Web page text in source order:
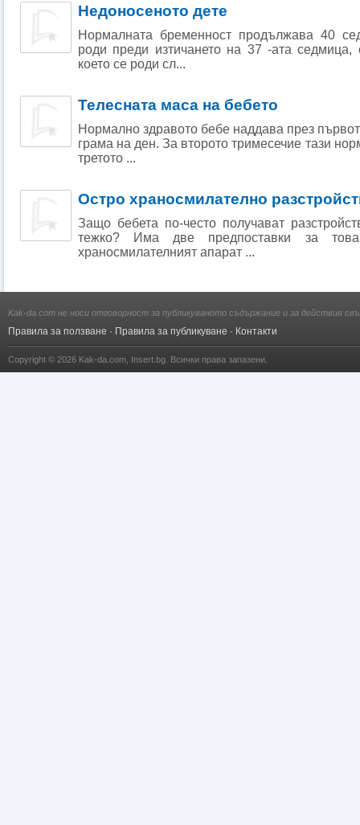
Недоносеното дете
Нормалната бременност продължава 40
роди преди изтичането на 37 -ата
което се роди сл...
Телесната маса на бебето
Нормално здравото бебе наддава през
грама на ден. За второто тримесечие тази
третото ...
Остро храносмилателно
Защо бебета по-често получават
тежко? Има две предпоставки за
храносмилателният апарат ...
Kak-da.com не носи отговорност за публикуваното съдържание и за действия
Правила за ползване · Правила за публикуване · Контакти
Copyright © 2026 Kak-da.com Insert.bg . Всички права запазени.